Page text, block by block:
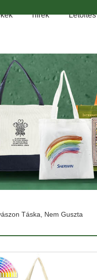
hírek Letöltés
Táska, Nem Guszta